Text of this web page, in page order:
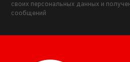
своих персональных данных и
сообщений